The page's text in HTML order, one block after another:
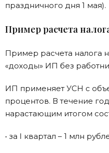
праздничного дня 1 мая).
Пример расчета
Пример расчета налога
«доходы» ИП без
ИП применяет УСН с
процентов. В течение
нарастающим итогом
• за I квартал – 1 млн